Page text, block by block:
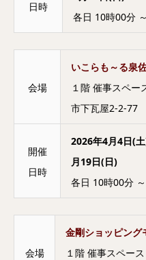
日時
各日 10時00分
会場
いこらも～る泉
１階 催事スペー
市下瓦屋2-2-77
開催
日時
2026年4月4日(
月19日(日)
各日 10時00分
会場
金剛ショッピング
１階 催事スペー